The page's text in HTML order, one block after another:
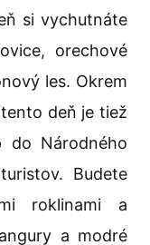
si vychutnáte
orechové
les. Okrem
deň je tiež
do Národného
Budete
roklinami a
a modré